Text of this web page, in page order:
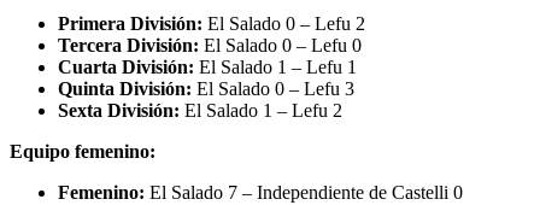
Primera División: El Salado 0 – Lefu 2
Tercera División: El Salado 0 – Lefu 0
Cuarta División: El Salado 1 – Lefu 1
Quinta División: El Salado 0 – Lefu 3
Sexta División: El Salado 1 – Lefu 2
Equipo femenino:
Femenino: El Salado 7 – Independiente de Castelli 0